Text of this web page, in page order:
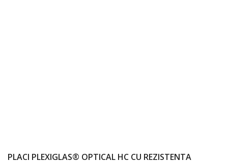
PLACI PLEXIGLAS® OPTICAL HC CU REZISTENTA